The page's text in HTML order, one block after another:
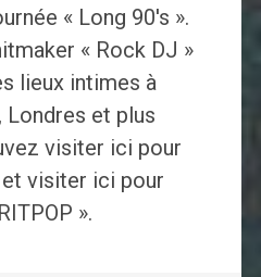
« Long 90's ».
« Rock DJ »
lieux intimes à
Londres et plus
visiter ici pour
visiter ici pour
».